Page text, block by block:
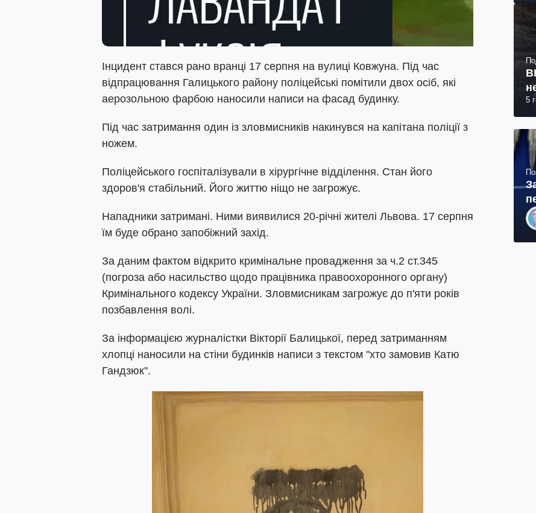
Інцидент стався рано вранці 17 серпня на вулиці Ковжуна. Під час
відпрацювання Галицького району поліцейські помітили двох осіб, які
аерозольною фарбою наносили написи на фасад будинку.
Під час затримання один із зловмисників накинувся на капітана поліції з
ножем.
Поліцейського госпіталізували в хірургічне відділення. Стан його
здоров'я стабільний. Його життю ніщо не загрожує.
Нападники затримані. Ними виявилися 20-річні жителі Львова. 17 серпня
їм буде обрано запобіжний захід.
За даним фактом відкрито кримінальне провадження за ч.2 ст.345
(погроза або насильство щодо працівника правоохоронного органу)
Кримінального кодексу України. Зловмисникам загрожує до п'яти років
позбавлення волі.
За інформацією журналістки Вікторії Балицької, перед затриманням
хлопці наносили на стіни будинків написи з текстом "хто замовив Катю
Гандзюк".
5